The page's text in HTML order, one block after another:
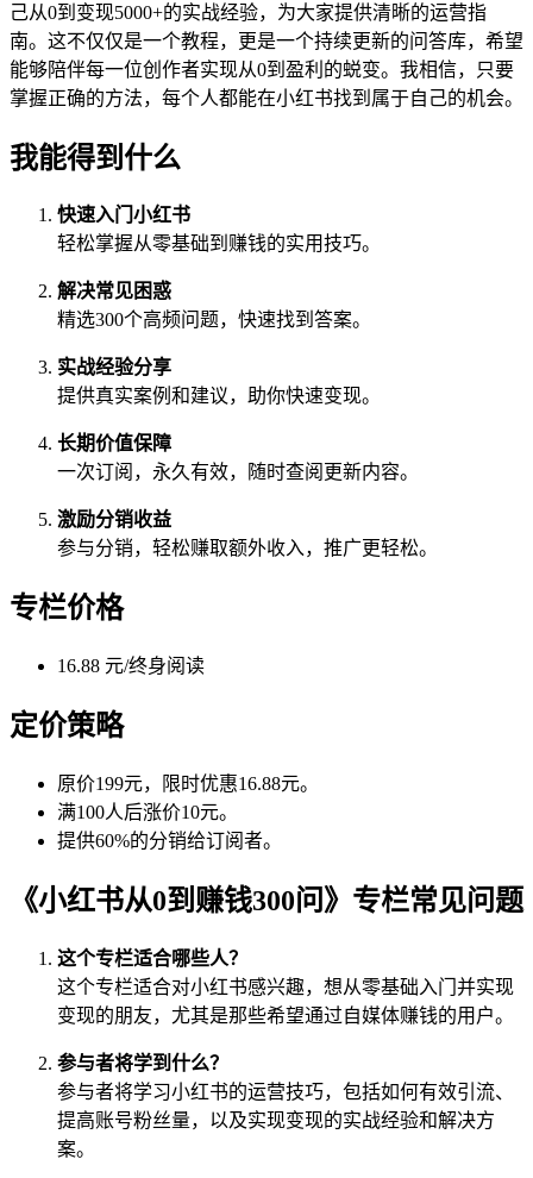
己从0到变现5000+的实战经验，为大家提供清晰的运营指
南。这不仅仅是一个教程，更是一个持续更新的问答库，希望
能够陪伴每一位创作者实现从0到盈利的蜕变。我相信，只要
掌握正确的方法，每个人都能在小红书找到属于自己的机会。
我能得到什么
快速入门小红书
轻松掌握从零基础到赚钱的实用技巧。
解决常见困惑
精选300个高频问题，快速找到答案。
实战经验分享
提供真实案例和建议，助你快速变现。
长期价值保障
一次订阅，永久有效，随时查阅更新内容。
激励分销收益
参与分销，轻松赚取额外收入，推广更轻松。
专栏价格
16.88 元/终身阅读
定价策略
原价199元，限时优惠16.88元。
满100人后涨价10元。
提供60%的分销给订阅者。
《小红书从0到赚钱300问》专栏常见问题
这个专栏适合哪些人？
这个专栏适合对小红书感兴趣，想从零基础入门并实现
变现的朋友，尤其是那些希望通过自媒体赚钱的用户。
参与者将学到什么？
参与者将学习小红书的运营技巧，包括如何有效引流、
提高账号粉丝量，以及实现变现的实战经验和解决方
案。